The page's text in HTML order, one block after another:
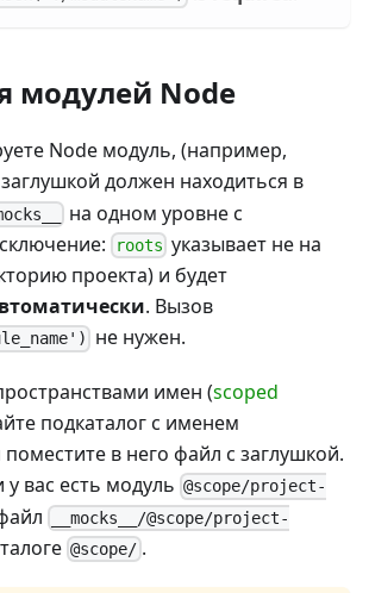
модулей Node
Node модуль, (например,
должен находиться в
на одном уровне с
roots указывает не на
проекта) и будет
. Вызов
не нужен.
имен (scoped
подкаталог с именем
в него файл с заглушкой.
вас есть модуль @scope/project-
__mocks__/@scope/project-
@scope/ .